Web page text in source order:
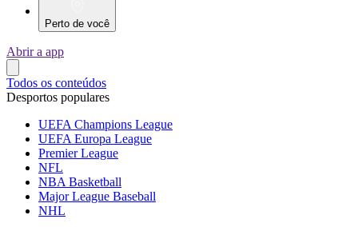
Perto de você
Abrir a app
Todos os conteúdos
Desportos populares
UEFA Champions League
UEFA Europa League
Premier League
NFL
NBA Basketball
Major League Baseball
NHL